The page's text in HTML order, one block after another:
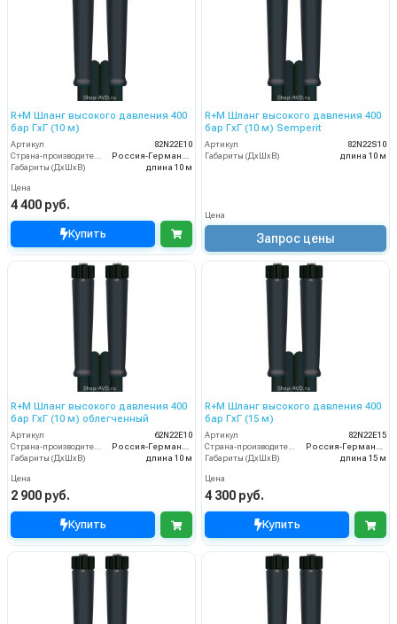
R+M Шланг высокого давления 400
бар ГхГ (10 м)
Артикул
82N22E10
Габариты (ДхШхВ)
длина 10 м
Цена
4 400 руб.
Купить
R+M Шланг высокого давления 400
бар ГхГ (10 м) Semperit
Артикул
82N22S10
Габариты (ДхШхВ)
длина 10 м
Цена
Запрос цены
R+M Шланг высокого давления 400
бар ГхГ (10 м) облегченный
Артикул
62N22E10
Страна-производитель
Россия-Германия
Габариты (ДхШхВ)
длина 10 м
Цена
2 900 руб.
Купить
R+M Шланг высокого давления 400
бар ГхГ (15 м)
Артикул
82N22E15
Страна-производитель
Россия-Германия
Габариты (ДхШхВ)
длина 15 м
Цена
4 300 руб.
Купить